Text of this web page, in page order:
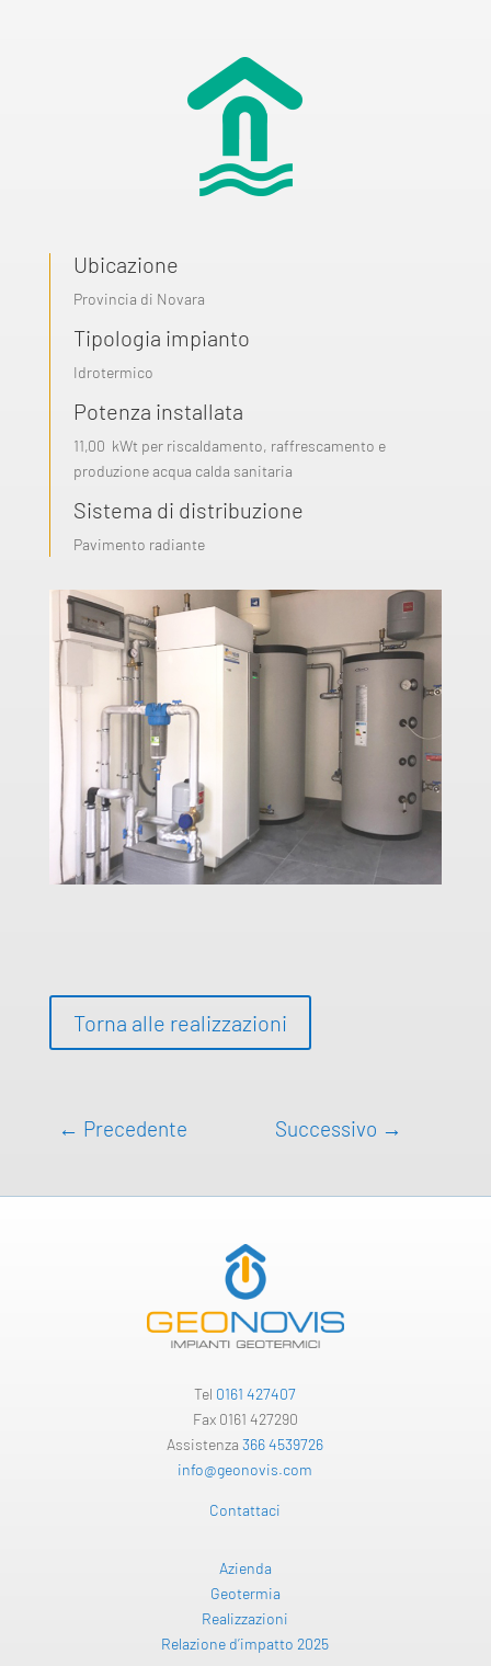
Ubicazione
Provincia di Novara
Tipologia impianto
Idrotermico
Potenza installata
11,00 kWt per riscaldamento, raffrescamento e
produzione acqua calda sanitaria
Sistema di distribuzione
Pavimento radiante
Torna alle realizzazioni
← Precedente Successivo →
Tel 0161 427407
Fax 0161 427290
Assistenza366 4539726
info@geonovis.com
Contattaci
Azienda
Geotermia
Realizzazioni
Relazione d’impatto 2025